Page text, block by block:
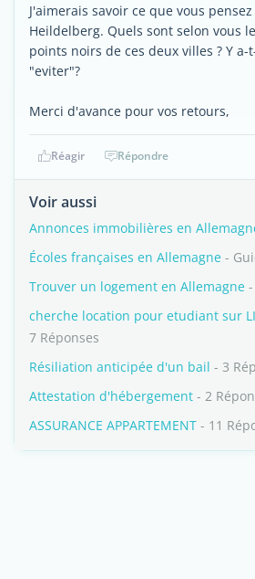
J'aimerais savoir ce que vous
Heildelberg. Quels sont selon vous
points noirs de ces deux villes ? Y
"eviter"?
Merci d'avance pour vos retours,
Réagir Répondre
Voir aussi
Annonces immobilières en
Écoles françaises en Allemagne -
Trouver un logement en Allemagne
cherche location pour etudiant sur
7 Réponses
Résiliation anticipée d'un bail - 3
Attestation d'hébergement - 2
ASSURANCE APPARTEMENT - 11